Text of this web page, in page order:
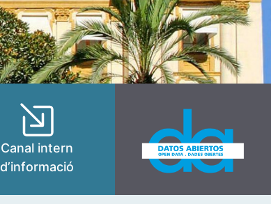
Canal intern
d’informació